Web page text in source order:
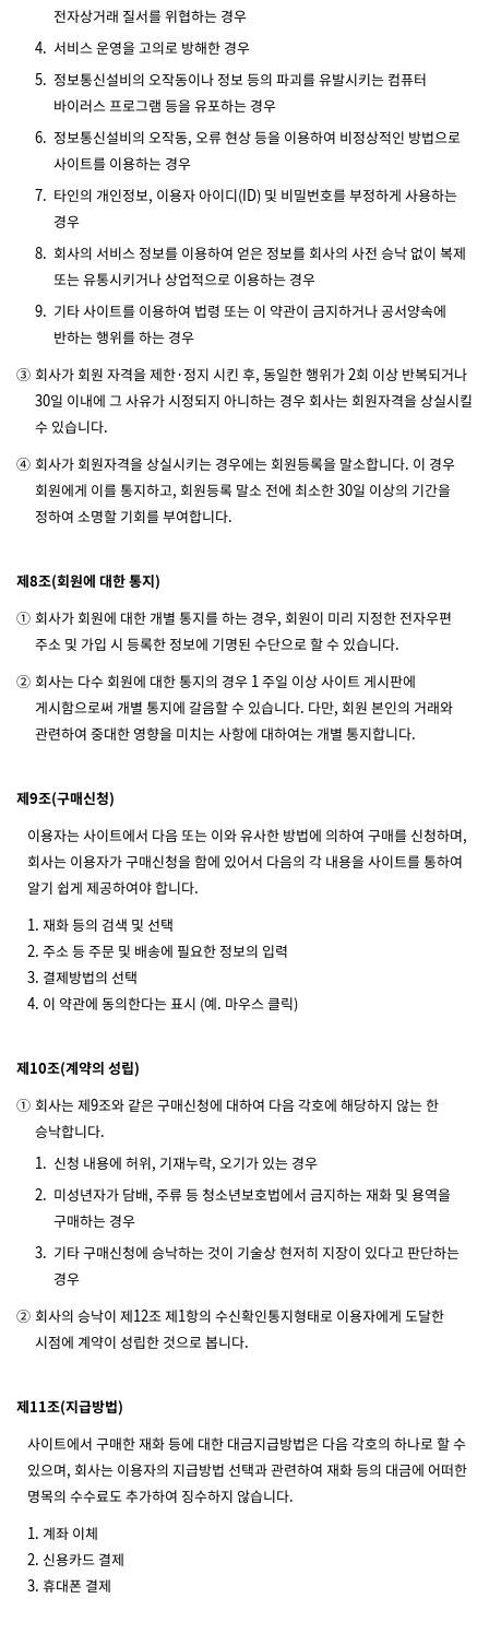
전자상거래 질서를 위협하는 경우
4. 서비스 운영을 고의로 방해한 경우
5. 정보통신설비의 오작동이나 정보 등의 파괴를 유발시키는 컴퓨터
바이러스 프로그램 등을 유포하는 경우
6. 정보통신설비의 오작동, 오류 현상 등을 이용하여 비정상적인 방법으로
사이트를 이용하는 경우
7. 타인의 개인정보, 이용자 아이디(ID) 및 비밀번호를 부정하게 사용하는
경우
8. 회사의 서비스 정보를 이용하여 얻은 정보를 회사의 사전 승낙 없이 복제
또는 유통시키거나 상업적으로 이용하는 경우
9. 기타 사이트를 이용하여 법령 또는 이 약관이 금지하거나 공서양속에
반하는 행위를 하는 경우
③ 회사가 회원 자격을 제한·정지 시킨 후, 동일한 행위가 2회 이상 반복되거나
30일 이내에 그 사유가 시정되지 아니하는 경우 회사는 회원자격을 상실시킬
수 있습니다.
④ 회사가 회원자격을 상실시키는 경우에는 회원등록을 말소합니다. 이 경우
회원에게 이를 통지하고, 회원등록 말소 전에 최소한 30일 이상의 기간을
정하여 소명할 기회를 부여합니다.
제8조(회원에 대한 통지)
① 회사가 회원에 대한 개별 통지를 하는 경우, 회원이 미리 지정한 전자우편
주소 및 가입 시 등록한 정보에 기명된 수단으로 할 수 있습니다.
② 회사는 다수 회원에 대한 통지의 경우 1 주일 이상 사이트 게시판에
게시함으로써 개별 통지에 갈음할 수 있습니다. 다만, 회원 본인의 거래와
관련하여 중대한 영향을 미치는 사항에 대하여는 개별 통지합니다.
제9조(구매신청)
이용자는 사이트에서 다음 또는 이와 유사한 방법에 의하여 구매를 신청하며,
회사는 이용자가 구매신청을 함에 있어서 다음의 각 내용을 사이트를 통하여
알기 쉽게 제공하여야 합니다.
1. 재화 등의 검색 및 선택
2. 주소 등 주문 및 배송에 필요한 정보의 입력
3. 결제방법의 선택
4. 이 약관에 동의한다는 표시 (예. 마우스 클릭)
제10조(계약의 성립)
① 회사는 제9조와 같은 구매신청에 대하여 다음 각호에 해당하지 않는 한
승낙합니다.
1. 신청 내용에 허위, 기재누락, 오기가 있는 경우
2. 미성년자가 담배, 주류 등 청소년보호법에서 금지하는 재화 및 용역을
구매하는 경우
3. 기타 구매신청에 승낙하는 것이 기술상 현저히 지장이 있다고 판단하는
경우
② 회사의 승낙이 제12조 제1항의 수신확인통지형태로 이용자에게 도달한
시점에 계약이 성립한 것으로 봅니다.
제11조(지급방법)
사이트에서 구매한 재화 등에 대한 대금지급방법은 다음 각호의 하나로 할 수
있으며, 회사는 이용자의 지급방법 선택과 관련하여 재화 등의 대금에 어떠한
명목의 수수료도 추가하여 징수하지 않습니다.
1. 계좌 이체
2. 신용카드 결제
3. 휴대폰 결제